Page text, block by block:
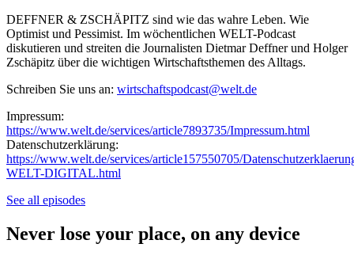
DEFFNER & ZSCHÄPITZ sind wie das wahre Leben. Wie
Optimist und Pessimist. Im wöchentlichen WELT-Podcast
diskutieren und streiten die Journalisten Dietmar Deffner und Holger
Zschäpitz über die wichtigen Wirtschaftsthemen des Alltags.
Schreiben Sie uns an: wirtschaftspodcast@welt.de
Impressum:
https://www.welt.de/services/article7893735/Impressum.html
Datenschutzerklärung:
https://www.welt.de/services/article157550705/
WELT-DIGITAL.html
See all episodes
Never lose your place, on any device